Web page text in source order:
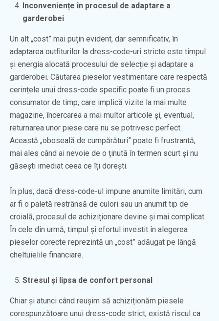
Inconveniențe în procesul de adaptare a
garderobei
Un alt „cost” mai puțin evident, dar semnificativ, în
adaptarea outfiturilor la dress-code-uri stricte este timpul
și energia alocată procesului de selecție și adaptare a
garderobei. Căutarea pieselor vestimentare care respectă
cerințele unui dress-code specific poate fi un proces
consumator de timp, care implică vizite la mai multe
magazine, încercarea a mai multor articole și, eventual,
returnarea unor piese care nu se potrivesc perfect.
Această „oboseală de cumpărături” poate fi frustrantă,
mai ales când ai nevoie de o ținută în termen scurt și nu
găsești imediat ceea ce îți dorești.
În plus, dacă dress-code-ul impune anumite limitări, cum
ar fi o paletă restrânsă de culori sau un anumit tip de
croială, procesul de achiziționare devine și mai complicat.
În cele din urmă, timpul și efortul investit în alegerea
pieselor corecte reprezintă un „cost” adăugat pe lângă
cheltuielile financiare.
Stresul și lipsa de confort personal
Chiar și atunci când reușim să achiziționăm piesele
corespunzătoare unui dress-code strict, există riscul ca